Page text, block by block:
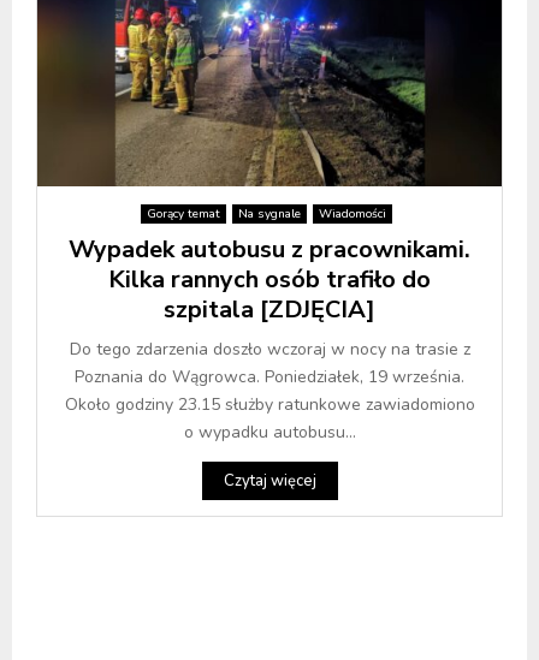
Gorący temat Na sygnale Wiadomości
Wypadek autobusu z pracownikami.
Kilka rannych osób trafiło do
szpitala [ZDJĘCIA]
Do tego zdarzenia doszło wczoraj w nocy na trasie z
Poznania do Wągrowca. Poniedziałek, 19 września.
Około godziny 23.15 służby ratunkowe zawiadomiono
o wypadku autobusu...
Czytaj więcej